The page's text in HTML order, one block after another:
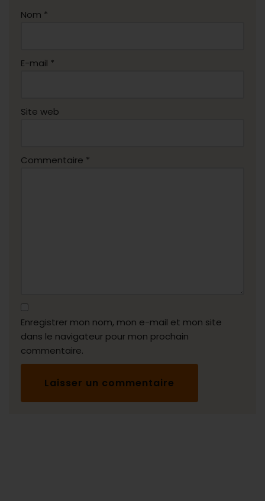
Nom *
E-mail *
Site web
Commentaire *
Enregistrer mon nom, mon e-mail et mon site
dans le navigateur pour mon prochain
commentaire.
n
v